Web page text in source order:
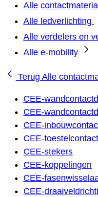
Alle
Alle ledverlichting
Alle verdelers en
Alle e-mobility
Terug Alle
CEE-
CEE-
CEE-
CEE-
CEE-stekers
CEE-koppelingen
CEE-
CEE-